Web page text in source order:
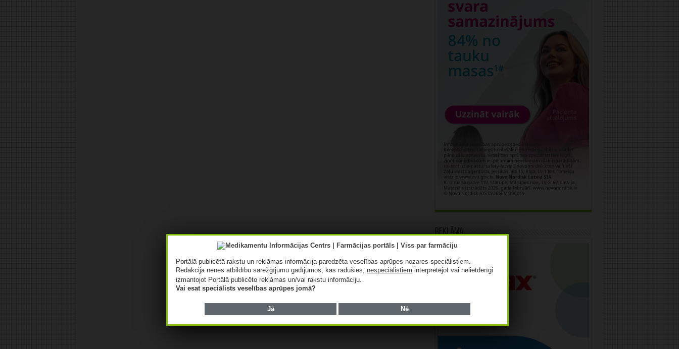
Reklāma
Portālā publicētā rakstu un reklāmas informācija paredzēta veselības aprūpes nozares speciālistiem.
Redakcija nenes atbildību sarežģījumu gadījumos, kas radušies,nespeciālistiem interpretējot vai nelietderīgi
izmantojot Portālā publicēto reklāmas un/vai rakstu informāciju.
Vai esat speciālists veselības aprūpes jomā?
Jā Nē